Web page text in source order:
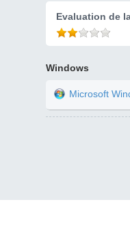
Evaluation de
Windows
Microsoft